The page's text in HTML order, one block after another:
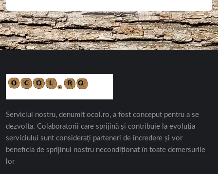
Serviciul nostru, denumit ocol.ro, a fost conceput pentru a se
dezvolta. Colaboratorii care sprijină și contribuie la evoluția
serviciului sunt considerați parteneri de încredere și vor
beneficia de sprijinul nostru necondiționat în toate demersurile
lor